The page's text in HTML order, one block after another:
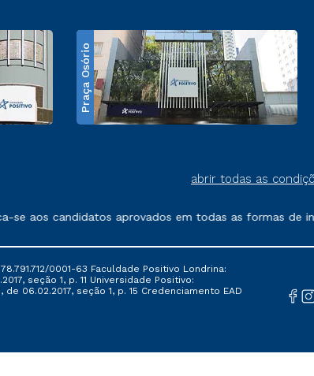
Praça Osório
abrir todas as
serviços
candidatos aprovados em todas as formas de
0001-63 Faculdade Positivo Londrina:
seção 1, p. 11 Universidade Positivo:
06.02.2017, seção 1, p. 15 Credenciamento EAD